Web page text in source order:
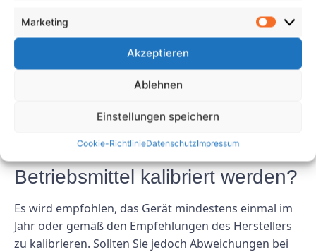
Marketing
Akzeptieren
Ablehnen
Einstellungen speichern
Cookie-RichtlinieDatenschutzImpressum
Lagerung, Batteriewartung und Software-Updates
sind wichtige Wartungspraktiken, die befolgt werden
1. Wie oft sollte das Messgerät
für ortsveränderliche
Betriebsmittel kalibriert werden?
Es wird empfohlen, das Gerät mindestens einmal im
Jahr oder gemäß den Empfehlungen des Herstellers
zu kalibrieren. Sollten Sie jedoch Abweichungen bei